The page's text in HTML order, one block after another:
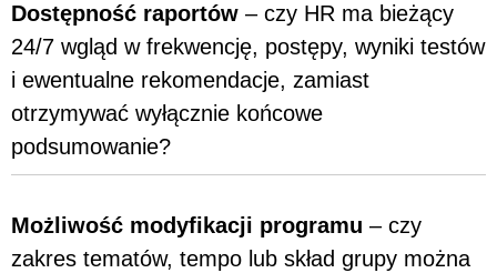
Dostępność raportów – czy HR ma bieżący
24/7 wgląd w frekwencję, postępy, wyniki testów
i ewentualne rekomendacje, zamiast
otrzymywać wyłącznie końcowe
podsumowanie?
Możliwość modyfikacji programu – czy
zakres tematów, tempo lub skład grupy można